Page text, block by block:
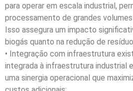
para operar em escala industrial,
processamento de grandes
Isso assegura um impacto
biogás quanto na redução de
• Integração com infraestrutura
integrada à infraestrutura industrial
uma sinergia operacional que